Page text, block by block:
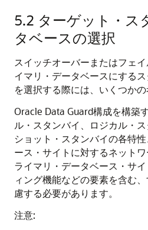
5.2 ターゲット・ス
タベースの選択
スイッチオーバーまたはフェ
イマリ・データベースにする
を選択する際には、いくつかの
Oracle Data Guard構成を構築
ル・スタンバイ、ロジカル・
ショット・スタンバイの各特
ース・サイトに対するネット
ライマリ・データベース・サ
ィング機能などの要素を含む
慮する必要があります。
注意: